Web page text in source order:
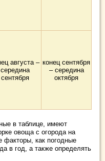
августа –
середина
сентября
конец сентября
– середина
октября
в таблице, имеют
овоща с огорода на
факторы, как погодные
в год, а также определять